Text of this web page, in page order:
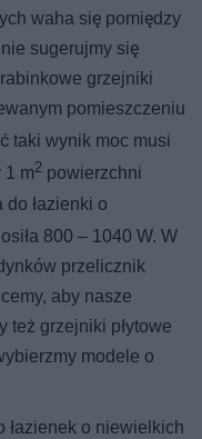
waha się pomiędzy
sugerujmy się
grzejniki
pomieszczeniu
taki wynik moc musi
1 m2 powierzchni
do łazienki o
800 – 1040 W. W
przelicznik
aby nasze
też grzejniki płytowe
modele o
łazienek o niewielkich